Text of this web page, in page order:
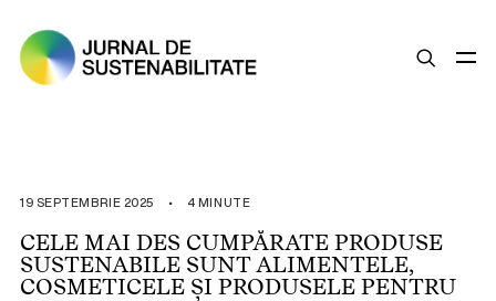
ȘTIRI
OPINII
ESG
19 SEPTEMBRIE 2025 • 4 MINUTE
CELE MAI DES CUMPĂRATE PRODUSE
SUSTENABILE SUNT ALIMENTELE,
COSMETICELE ȘI PRODUSELE PENTRU